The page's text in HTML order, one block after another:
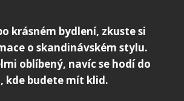
krásném bydlení, zkuste si
o skandinávském stylu.
oblíbený, navíc se hodí do
kde budete mít klid.